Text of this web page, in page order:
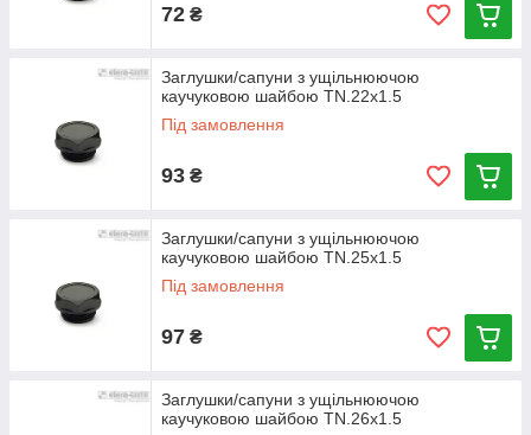
72 ₴
Заглушки/сапуни з ущільнюючою
каучуковою шайбою TN.22x1.5
Під замовлення
93 ₴
Заглушки/сапуни з ущільнюючою
каучуковою шайбою TN.25x1.5
Під замовлення
97 ₴
Заглушки/сапуни з ущільнюючою
каучуковою шайбою TN.26x1.5